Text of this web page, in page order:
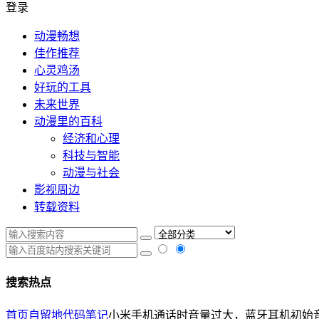
登录
动漫畅想
佳作推荐
心灵鸡汤
好玩的工具
未来世界
动漫里的百科
经济和心理
科技与智能
动漫与社会
影视周边
转载资料
搜索热点
首页自留地代码笔记小米手机通话时音量过大，蓝牙耳机初始